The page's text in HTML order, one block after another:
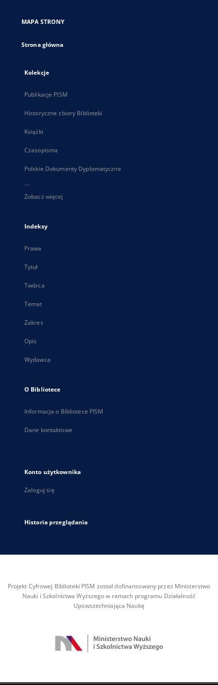
karcie
MAPA STRONY
Strona główna
Kolekcje
Publikacje PISM
Historyczne zbiory Biblioteki
Książki
Czasopisma
Polskie Dokumenty Dyplomatyczne
...
Zobacz więcej
Indeksy
Prawa
Tytuł
Twórca
Temat
Zakres
Opis
Wydawca
O Bibliotece
Informacja o Bibliotece PISM
Dane kontaktowe
Konto użytkownika
Zaloguj się
Historia przeglądania
Projekt Cyfrowej Biblioteki PISM został dofinansowany przez Ministerstwo
Nauki i Szkolnictwa Wyższego w ramach programu Działalność
Upowszechniająca Naukę